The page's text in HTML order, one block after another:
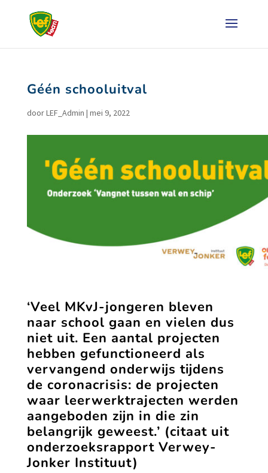
Géén schooluitval
doorLEF_Admin | mei 9, 2022
‘Veel MKvJ-jongeren bleven
naar school gaan en vielen dus
niet uit. Een aantal projecten
hebben gefunctioneerd als
vervangend onderwijs tijdens
de coronacrisis: de projecten
waar leerwerktrajecten werden
aangeboden zijn in die zin
belangrijk geweest.’ (citaat uit
onderzoeksrapport Verwey-
Jonker Instituut)